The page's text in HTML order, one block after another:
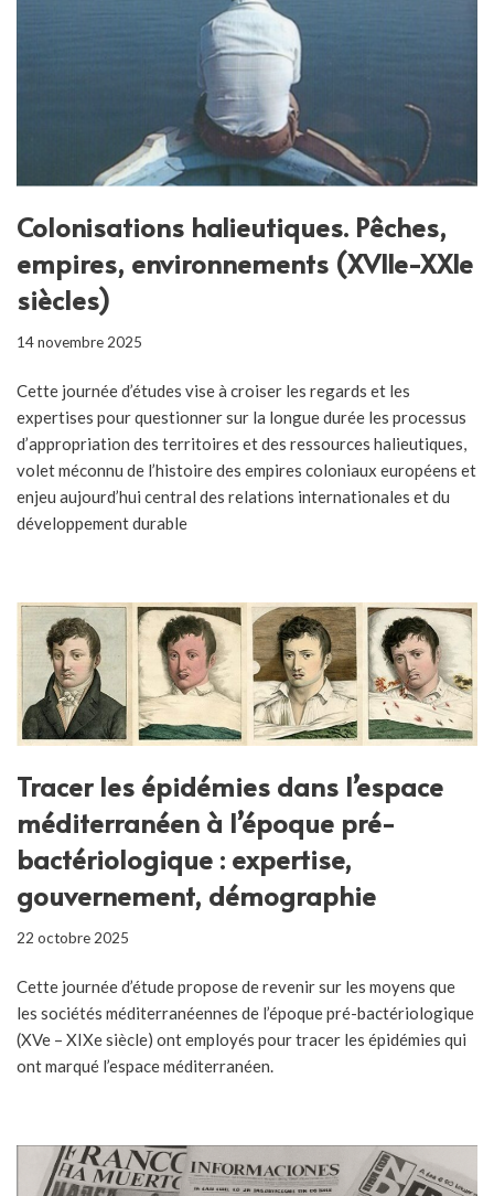
Colonisations halieutiques. Pêches,
empires, environnements (XVIIe-XXIe
siècles)
14 novembre 2025
Cette journée d’études vise à croiser les regards et les
expertises pour questionner sur la longue durée les processus
d’appropriation des territoires et des ressources halieutiques,
volet méconnu de l’histoire des empires coloniaux européens et
enjeu aujourd’hui central des relations internationales et du
développement durable
Tracer les épidémies dans l’espace
méditerranéen à l’époque pré-
bactériologique : expertise,
gouvernement, démographie
22 octobre 2025
Cette journée d’étude propose de revenir sur les moyens que
les sociétés méditerranéennes de l’époque pré-bactériologique
(XVe – XIXe siècle) ont employés pour tracer les épidémies qui
ont marqué l’espace méditerranéen.